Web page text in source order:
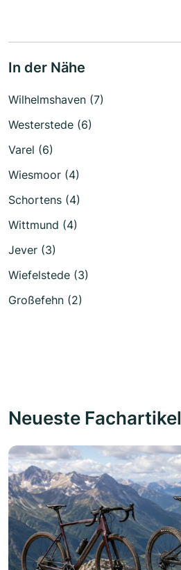
In der Nähe
Wilhelmshaven (7)
Westerstede (6)
Varel (6)
Wiesmoor (4)
Schortens (4)
Wittmund (4)
Jever (3)
Wiefelstede (3)
Großefehn (2)
Neueste Fachartikel